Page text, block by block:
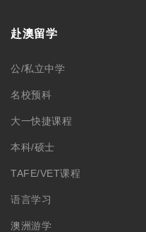
赴澳留学
公/私立中学
名校预科
大一快捷课程
本科/硕士
TAFE/VET课程
语言学习
澳洲游学